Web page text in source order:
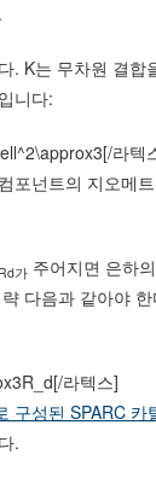
. K는 무차원 결합
니다:
라텍
포넌트의 지오메
Rd가 주어지면 은하
다음과 같아야
라텍스]
구성된 SPARC 카
.